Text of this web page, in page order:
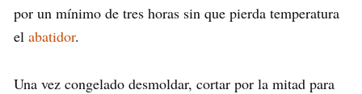
por un mínimo de tres horas sin que pierda temperatura
el abatidor.
Una vez congelado desmoldar, cortar por la mitad para